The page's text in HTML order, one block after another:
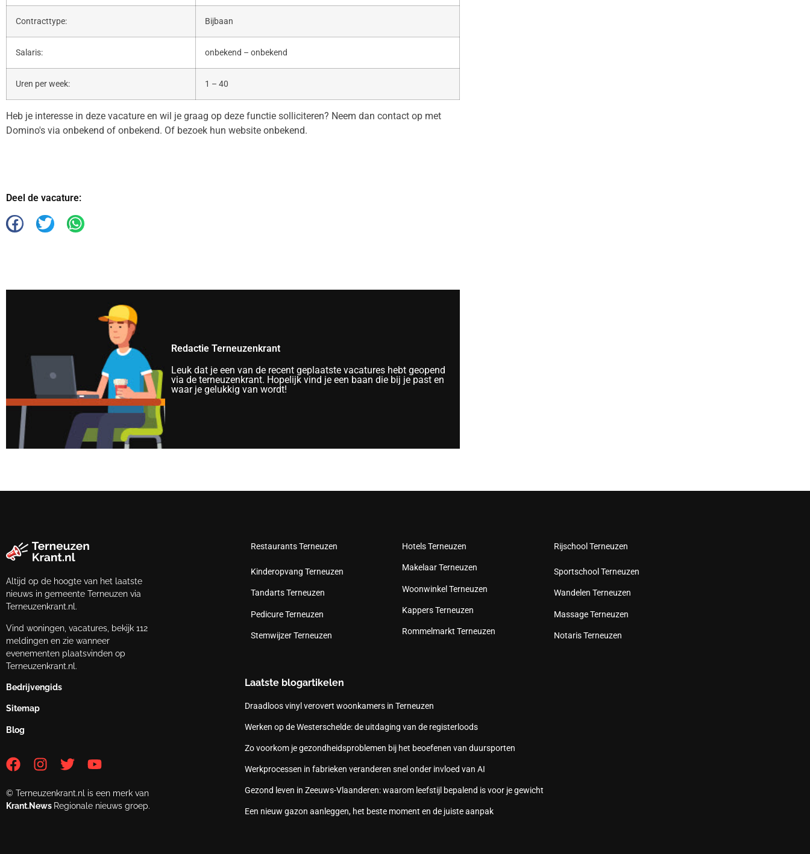
Contracttype: Bijbaan
Salaris: onbekend – onbekend
Uren per week: 1 – 40
Heb je interesse in deze vacature en wil je graag op deze functie solliciteren? Neem dan contact op met
Domino's via onbekend of onbekend. Of bezoek hun website onbekend.
Deel de vacature:
Redactie Terneuzenkrant
Leuk dat je een van de recent geplaatste vacatures hebt geopend
via de terneuzenkrant. Hopelijk vind je een baan die bij je past en
waar je gelukkig van wordt!
Altijd op de hoogte van het laatste
nieuws in gemeente Terneuzen via
Terneuzenkrant.nl.
Vind woningen, vacatures, bekijk 112
meldingen en zie wanneer
evenementen plaatsvinden op
Terneuzenkrant.nl.
Bedrijvengids
Sitemap
Blog
© Terneuzenkrant.nl is een merk van
Krant.News Regionale nieuws groep.
Restaurants Terneuzen
Kinderopvang Terneuzen
Tandarts Terneuzen
Pedicure Terneuzen
Stemwijzer Terneuzen
Hotels Terneuzen
Makelaar Terneuzen
Woonwinkel Terneuzen
Kappers Terneuzen
Rommelmarkt Terneuzen
Rijschool Terneuzen
Sportschool Terneuzen
Wandelen Terneuzen
Massage Terneuzen
Notaris Terneuzen
Laatste blogartikelen
Draadloos vinyl verovert woonkamers in Terneuzen
Werken op de Westerschelde: de uitdaging van de registerloods
Zo voorkom je gezondheidsproblemen bij het beoefenen van duursporten
Werkprocessen in fabrieken veranderen snel onder invloed van AI
Gezond leven in Zeeuws-Vlaanderen: waarom leefstijl bepalend is voor je gewicht
Een nieuw gazon aanleggen, het beste moment en de juiste aanpak